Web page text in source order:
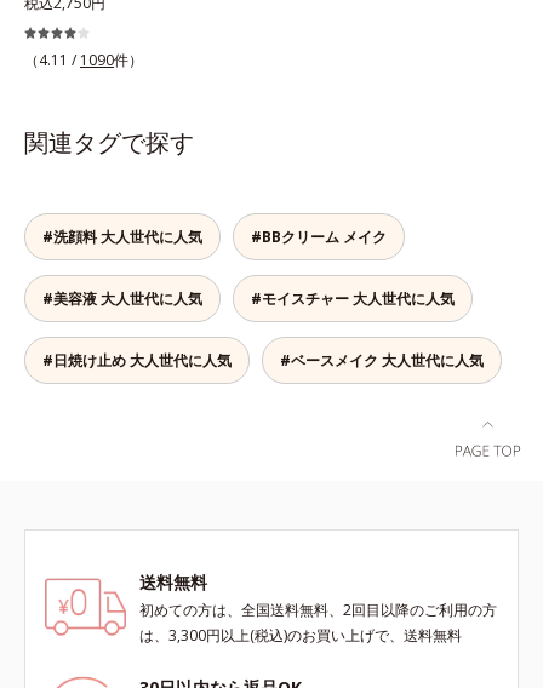
ム。ファンデーションに美容成分を
加える一般的な製法ではなく、美容
ムです。うるおい粒子を濃密な膜で
包み込み、高い保湿効果と均一な仕
化粧下地・ファンデーション・コン
シーラー・パウダーの6役をこなす
ので、スキンケアの後はBBクリー
ムを塗るだけでベースメイクまで一
気に完成。使うほどに肌を美しく整
え、長時間キープします。
（4.11 / 1090件）
関連タグで探す
#洗顔料 大人世代に人気 #BBクリーム メイク
#美容液 大人世代に人気 #モイスチャー 大人世代に人気
#日焼け止め 大人世代に人気 #ベースメイク 大人世代に人気
送料無料
初めての方は、全国送料無料、2回目以降のご利用の方
は、3,300円以上(税込)のお買い上げで、送料無料